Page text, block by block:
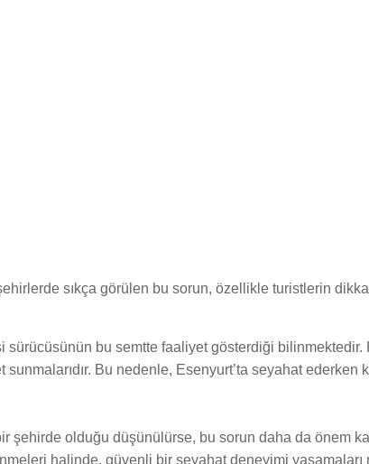
sıkça görülen bu sorun, özellikle turistlerin
bu semtte faaliyet gösterdiği
Bu nedenle, Esenyurt’ta seyahat ederken
şehirde olduğu düşünülürse, bu sorun daha da önem
halinde, güvenli bir seyahat deneyimi